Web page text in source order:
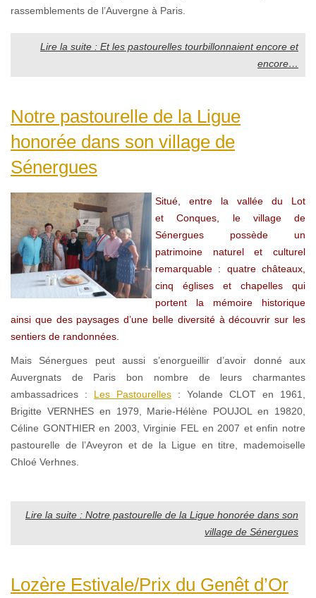
rassemblements de l’Auvergne à Paris.
Lire la suite : Et les pastourelles tourbillonnaient encore et
encore…
Notre pastourelle de la Ligue
honorée dans son village de
Sénergues
Situé, entre la vallée du Lot
et Conques, le village de
Sénergues possède un
patrimoine naturel et culturel
remarquable : quatre châteaux,
cinq églises et chapelles qui
portent la mémoire historique
ainsi que des paysages d’une belle diversité à découvrir sur les
sentiers de randonnées.
Mais Sénergues peut aussi s’enorgueillir d’avoir donné aux
Auvergnats de Paris bon nombre de leurs charmantes
ambassadrices : Les Pastourelles : Yolande CLOT en 1961,
Brigitte VERNHES en 1979, Marie-Hélène POUJOL en 19820,
Céline GONTHIER en 2003, Virginie FEL en 2007 et enfin notre
pastourelle de l’Aveyron et de la Ligue en titre, mademoiselle
Chloé Verhnes.
Lire la suite : Notre pastourelle de la Ligue honorée dans son
village de Sénergues
Lozère Estivale/Prix du Genêt d’Or